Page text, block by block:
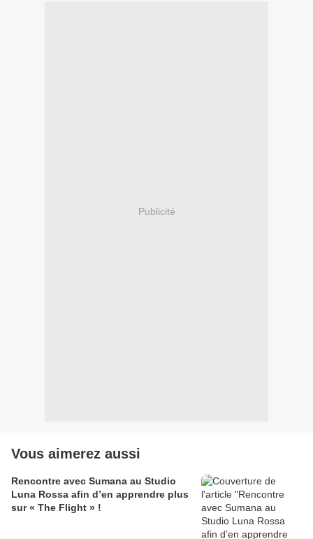
Publicité
Vous aimerez aussi
Rencontre avec Sumana au Studio
Luna Rossa afin d’en apprendre plus
sur « The Flight » !